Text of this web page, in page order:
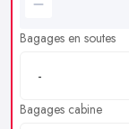
Bagages en soutes
Bagages cabine